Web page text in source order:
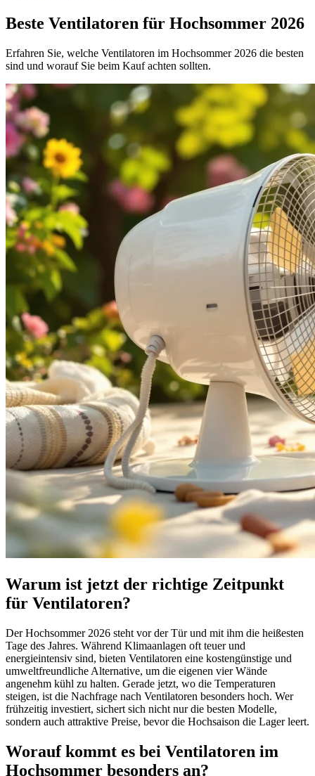
Beste Ventilatoren für Hochsommer 2026
Erfahren Sie, welche Ventilatoren im Hochsommer 2026 die besten
sind und worauf Sie beim Kauf achten sollten.
Warum ist jetzt der richtige Zeitpunkt
für Ventilatoren?
Der Hochsommer 2026 steht vor der Tür und mit ihm die heißesten
Tage des Jahres. Während Klimaanlagen oft teuer und
energieintensiv sind, bieten Ventilatoren eine kostengünstige und
umweltfreundliche Alternative, um die eigenen vier Wände
angenehm kühl zu halten. Gerade jetzt, wo die Temperaturen
steigen, ist die Nachfrage nach Ventilatoren besonders hoch. Wer
frühzeitig investiert, sichert sich nicht nur die besten Modelle,
sondern auch attraktive Preise, bevor die Hochsaison die Lager leert.
Worauf kommt es bei Ventilatoren im
Hochsommer besonders an?